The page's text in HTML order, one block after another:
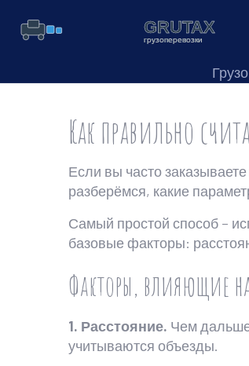
Как правильно
Если вы часто
разберёмся, какие
Самый простой способ –
базовые факторы:
Факторы, влияющие
1. Расстояние. Чем
учитываются объезды.